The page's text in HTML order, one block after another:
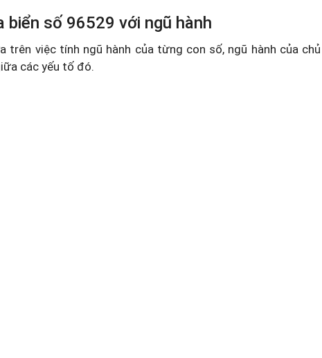
biển số 96529 với ngũ hành
trên việc tính ngũ hành của từng con số, ngũ hành của chủ
các yếu tố đó.